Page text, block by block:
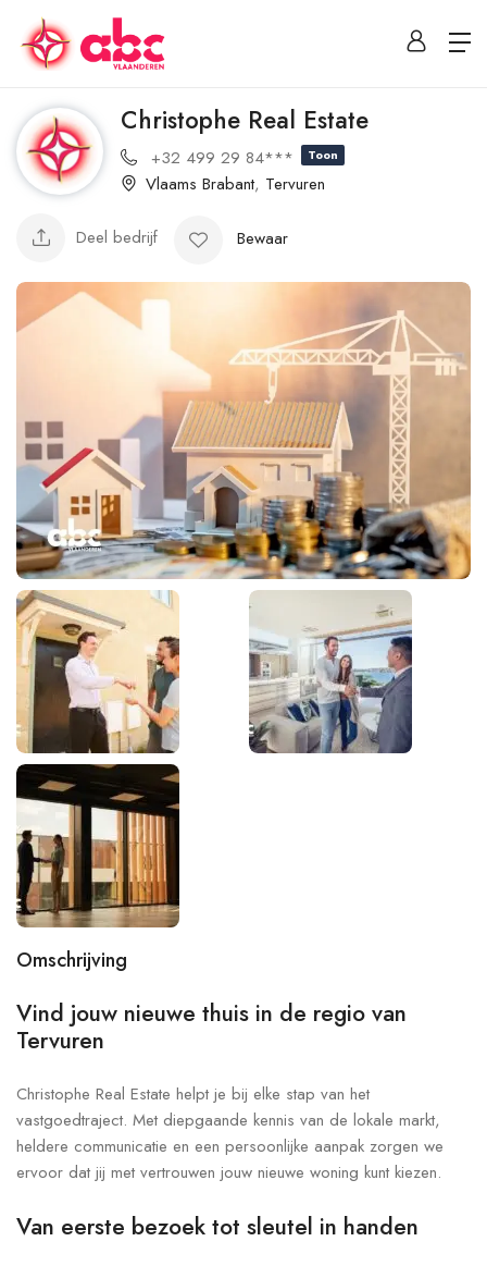
Christophe Real Estate
+32 499 29 84*** Toon
Vlaams Brabant, Tervuren
Deel bedrijf Bewaar
Omschrijving
Vind jouw nieuwe thuis in de regio van
Tervuren
Christophe Real Estate helpt je bij elke stap van het
vastgoedtraject. Met diepgaande kennis van de lokale markt,
heldere communicatie en een persoonlijke aanpak zorgen we
ervoor dat jij met vertrouwen jouw nieuwe woning kunt kiezen.
Van eerste bezoek tot sleutel in handen